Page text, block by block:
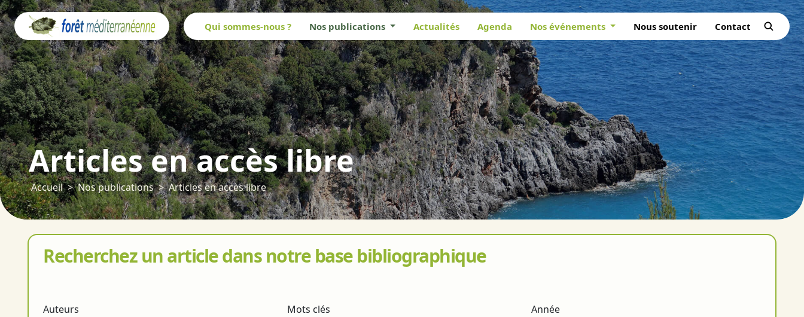
Qui sommes-nous ? Nos publications Actualités Agenda Nos événements Nous soutenir Contact
Articles en accès libre
Accueil Nos publications Articles en accès libre
Recherchez un article dans notre base bibliographique
Auteurs
Mots clés
Année
Panneau de gestion des cookies